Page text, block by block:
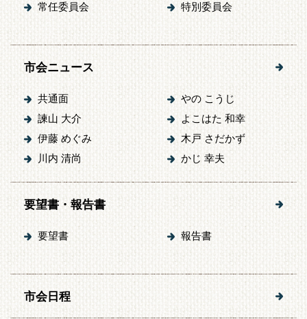
常任委員会 特別委員会
市会ニュース
共通面
やの こうじ
諫山 大介
よこはた 和幸
伊藤 めぐみ
木戸 さだかず
川内 清尚
かじ 幸夫
要望書・報告書
要望書 報告書
市会日程